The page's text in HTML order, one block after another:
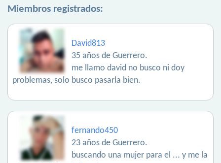
Miembros registrados:
David813
35 años de Guerrero.
me llamo david no busco ni doy
problemas, solo busco pasarla bien.
fernando450
23 años de Guerrero.
buscando una mujer para el ... y me la